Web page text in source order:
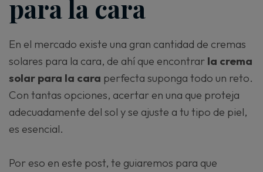
para la cara
En el mercado existe una gran cantidad de cremas
solares para la cara, de ahí que encontrar la crema
solar para la cara perfecta suponga todo un reto.
Con tantas opciones, acertar en una que proteja
adecuadamente del sol y se ajuste a tu tipo de piel,
es esencial.
Por eso en este post, te guiaremos para que